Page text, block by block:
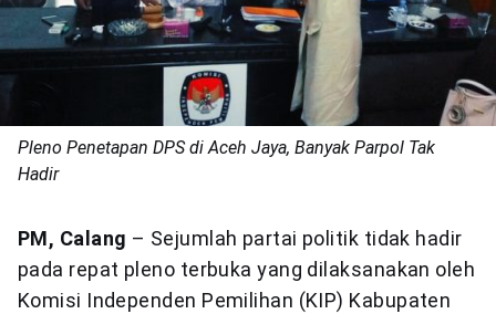
Pleno Penetapan DPS di Aceh Jaya, Banyak Parpol Tak
Hadir
PM, Calang – Sejumlah partai politik tidak hadir
pada repat pleno terbuka yang dilaksanakan oleh
Komisi Independen Pemilihan (KIP) Kabupaten